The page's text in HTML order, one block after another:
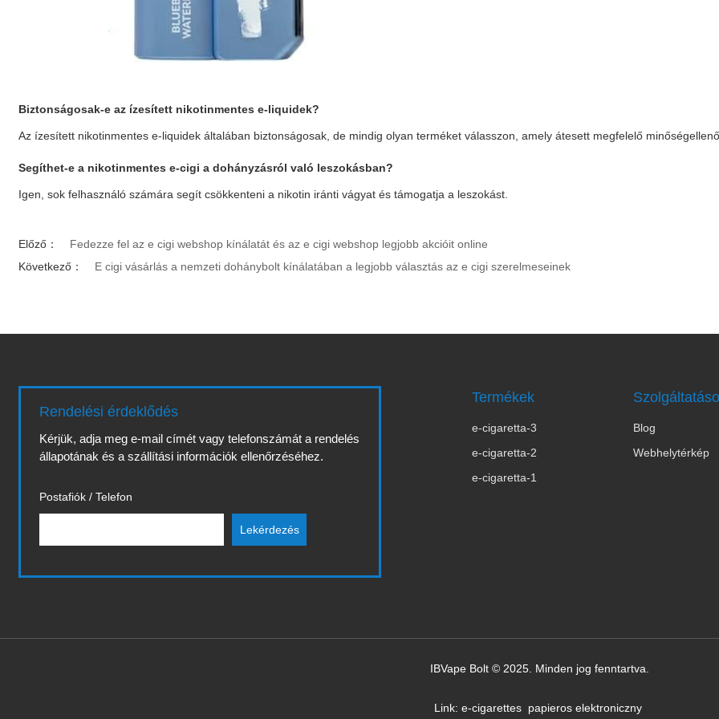
Biztonságosak-e az ízesített nikotinmentes e-liquidek?
Az ízesített nikotinmentes e-liquidek általában biztonságosak, de mindig olyan terméket válasszon, amely átesett megfelelő
Segíthet-e a nikotinmentes e-cigi a dohányzásról való leszokásban?
Igen, sok felhasználó számára segít csökkenteni a nikotin iránti vágyat és támogatja a leszokást.
Előző：
Fedezze fel az e cigi webshop kínálatát és az e cigi webshop legjobb akcióit online
Következő：
E cigi vásárlás a nemzeti dohánybolt kínálatában a legjobb választás az e cigi szerelmeseinek
Rendelési érdeklődés
Kérjük, adja meg e-mail címét vagy telefonszámát a rendelés
állapotának és a szállítási információk ellenőrzéséhez.
Postafiók / Telefon
Termékek
e-cigaretta-3
e-cigaretta-2
e-cigaretta-1
Blog
Webhelytérkép
IBVape Bolt © 2025. Minden jog fenntartva.
Link: e-cigarettes papieros elektroniczny